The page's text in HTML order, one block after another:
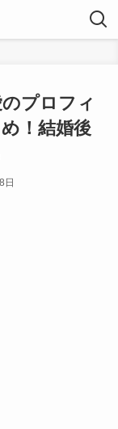
のプロフィ
！結婚後
日